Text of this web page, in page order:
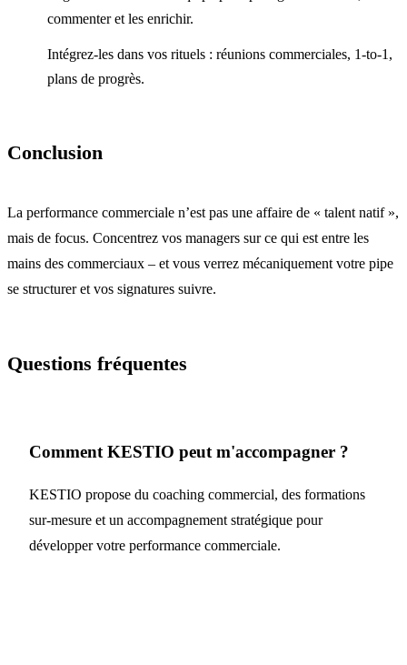
commenter et les enrichir.
Intégrez-les dans vos rituels : réunions commerciales, 1-to-1,
plans de progrès.
Conclusion
La performance commerciale n’est pas une affaire de « talent natif »,
mais de focus. Concentrez vos managers sur ce qui est entre les
mains des commerciaux – et vous verrez mécaniquement votre pipe
se structurer et vos signatures suivre.
Questions fréquentes
Comment KESTIO peut m'accompagner ?
KESTIO propose du coaching commercial, des formations
sur-mesure et un accompagnement stratégique pour
développer votre performance commerciale.